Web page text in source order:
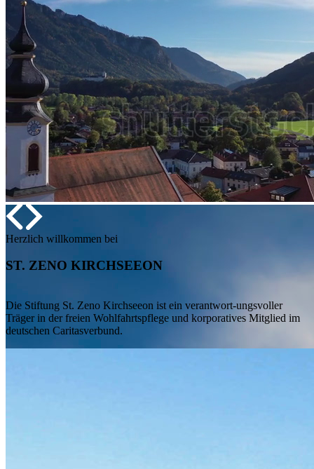
Herzlich willkommen bei
ST. ZENO KIRCHSEEON
Die Stiftung St. Zeno Kirchseeon ist ein verantwort-ungsvoller
Träger in der freien Wohlfahrtspflege und korporatives Mitglied im
deutschen Caritasverbund.